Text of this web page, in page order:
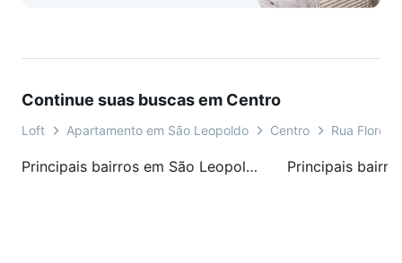
Continue suas buscas em Centro
Loft Apartamento em São Leopoldo Centro Rua
Principais bairros em São Leopoldo, RS